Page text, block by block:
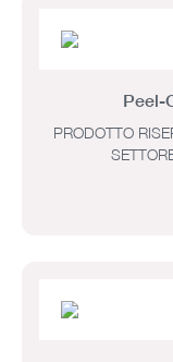
Peel-
PRODOTTO